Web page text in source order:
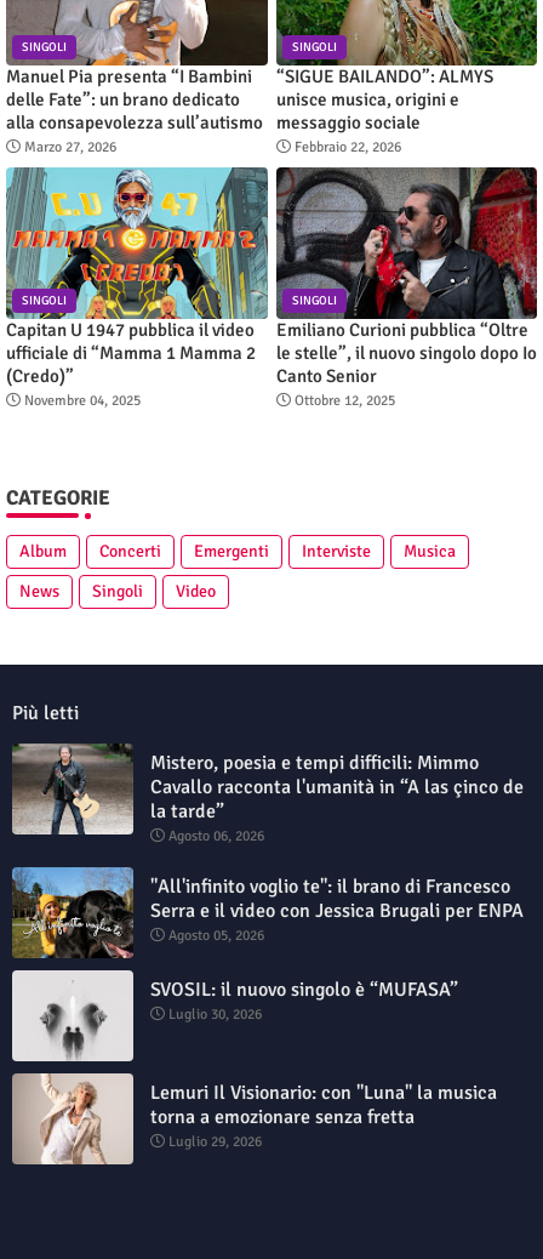
SINGOLI
Manuel Pia presenta “I Bambini
delle Fate”: un brano dedicato
alla consapevolezza sull’autismo
Marzo 27, 2026
SINGOLI
“SIGUE BAILANDO”: ALMYS
unisce musica, origini e
messaggio sociale
Febbraio 22, 2026
SINGOLI
Capitan U 1947 pubblica il video
ufficiale di “Mamma 1 Mamma 2
(Credo)”
Novembre 04, 2025
SINGOLI
Emiliano Curioni pubblica “Oltre
le stelle”, il nuovo singolo dopo Io
Canto Senior
Ottobre 12, 2025
CATEGORIE
Album Concerti Emergenti Interviste
Musica
News
Singoli Video
Più letti
Mistero, poesia e tempi difficili: Mimmo
Cavallo racconta l'umanità in “A las çinco de
la tarde”
Agosto 06, 2026
"All'infinito voglio te": il brano di Francesco
Serra e il video con Jessica Brugali per ENPA
Agosto 05, 2026
SVOSIL: il nuovo singolo è “MUFASA”
Luglio 30, 2026
Lemuri Il Visionario: con "Luna" la musica
torna a emozionare senza fretta
Luglio 29, 2026